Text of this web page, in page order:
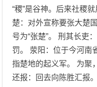
“稷”是谷神。后来社稷
楚：对外宣称要张大楚
号为“张楚”。 刑其长吏
罚。 荥阳：位于今河南
指楚地的起义军。 为聚
还报：回去向陈胜汇报